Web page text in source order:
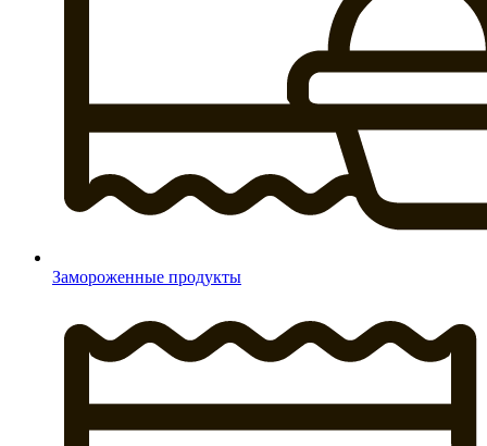
Замороженные продукты